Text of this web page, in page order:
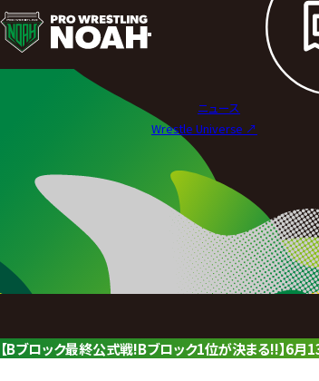
ニ
ュ
レ
ス
リ
ニュース
Wrestle Universe ↗︎
【Bブロック最終公式戦!Bブロック1位が決まる!!】6月